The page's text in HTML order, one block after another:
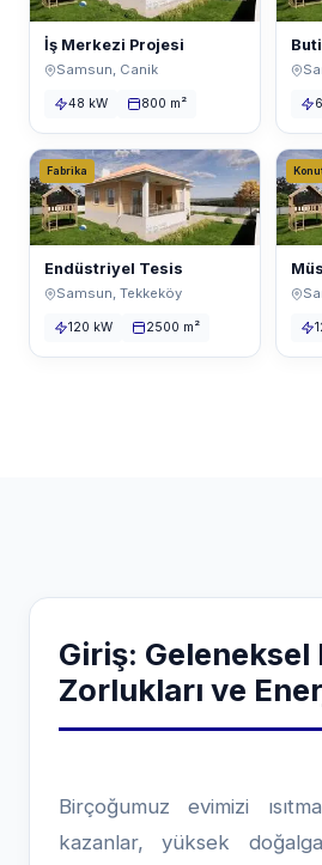
İş Merkezi Projesi
Samsun, Canik
48 kW 800 m²
Fabrika
Endüstriyel Tesis
Samsun, Tekkeköy
120 kW 2500 m²
Giriş: Geleneksel
Zorlukları ve
Birçoğumuz evimizi
kazanlar, yüksek